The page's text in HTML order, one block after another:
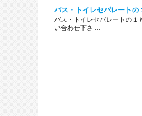
バス・トイレセパレートの
バス・トイレセパレートの１
い合わせ下さ …